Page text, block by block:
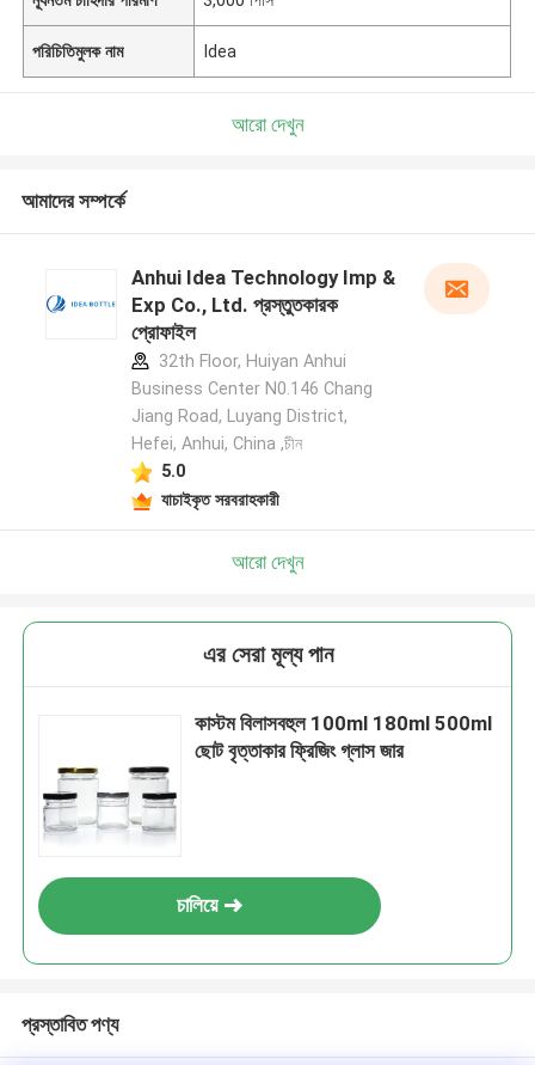
পরিচিতিমুলক নাম Idea
আরো দেখুন
আমাদের সম্পর্কে
Anhui Idea Technology Imp &
Exp Co., Ltd. প্রস্তুতকারক
প্রোফাইল
32th Floor, Huiyan Anhui
Business Center N0.146 Chang
Jiang Road, Luyang District,
Hefei, Anhui, China ,চীন
5.0
যাচাইকৃত সরবরাহকারী
আরো দেখুন
এর সেরা মূল্য পান
কাস্টম বিলাসবহুল 100ml 180ml 500ml
ছোট বৃত্তাকার ফ্রিজিং গ্লাস জার
চালিয়ে
প্রস্তাবিত পণ্য